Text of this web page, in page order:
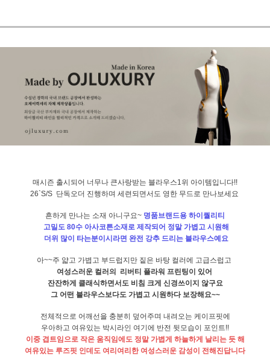
매시즌 출시되어 너무나 큰사랑받는 블라우스1위 아이템입니다!!
26`S/S 단독오더 진행하며 세련되면서도 영한 무드로 만나보세요
흔하게 만나는 소재 아니구요~ 명품브랜드용 하이퀄리티
고밀도 80수 아사코튼소재로 제작되어 정말 가볍고 시원해
더위 많이 타는분이시라면 완전 강추 드리는 블라우스예요
아~~주 얇고 가볍고 부드럽지만 짙은 바탕 컬러에 고급스럽고
여성스러운 컬러의 리버티 플라워 프린팅이 있어
잔잔하게 클래식하면서도 비침 크게 신경쓰이지 않구요
그 어떤 블라우스보다도 가볍고 시원하다 보장해요~~
전체적으로 어깨선을 충분히 덮어주며 내려오는 케이프핏에
우아하고 여유있는 박시라인 여기에 반전 뒷모습이 포인트!!
이중 겹트임으로 작은 움직임에도 정말 가볍게 하늘하게 날리는 듯 해
여유있는 루즈핏 인데도 여리여리한 여성스러운 감성이 전해진답니다